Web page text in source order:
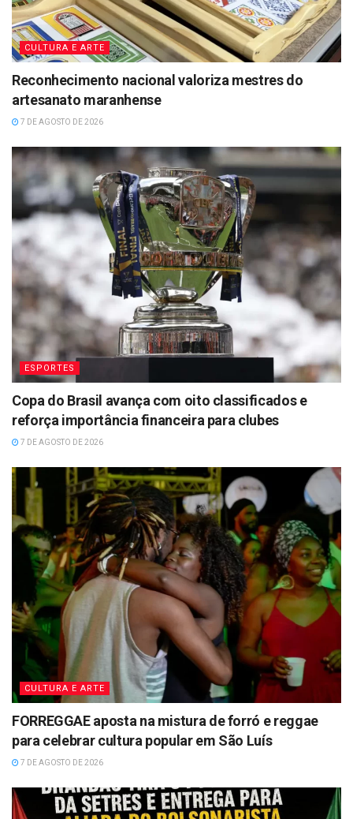
CULTURA E ARTE
Reconhecimento nacional valoriza mestres do
artesanato maranhense
7 DE AGOSTO DE 2026
ESPORTES
Copa do Brasil avança com oito classificados e
reforça importância financeira para clubes
7 DE AGOSTO DE 2026
CULTURA E ARTE
FORREGGAE aposta na mistura de forró e reggae
para celebrar cultura popular em São Luís
7 DE AGOSTO DE 2026